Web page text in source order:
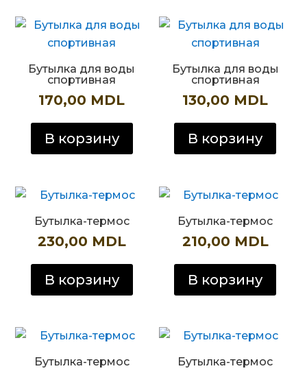
Бутылка для воды
спортивная
170,00 MDL
В корзину
Бутылка для воды
спортивная
130,00 MDL
В корзину
Бутылка-термос
230,00 MDL
В корзину
Бутылка-термос
210,00 MDL
В корзину
Бутылка-термос Бутылка-термос